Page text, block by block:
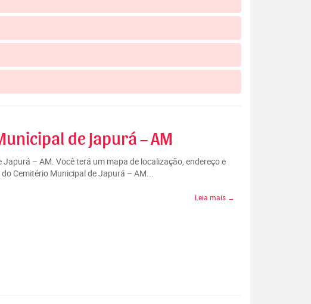
de Japurá – AM
– AM. Você terá um mapa de localização, endereço e
Cemitério Municipal de Japurá – AM...
Leia mais →